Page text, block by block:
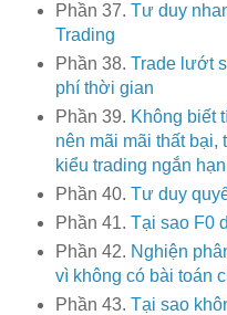
Phần 37. Tư duy
Trading
Phần 38. Trade lướt
phí thời gian
Phần 39. Không biết
nên mãi mãi thất bại,
kiểu trading ngắn
Phần 40. Tư duy
Phần 41. Tại sao F0
Phần 42. Nghiện
vì không có bài toán
Phần 43. Tại sao